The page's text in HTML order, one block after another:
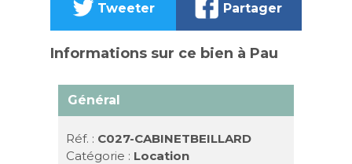
Tweeter Partager
Informations sur ce bien à Pau
Général
Réf. : C027-CABINETBEILLARD
Catégorie : Location